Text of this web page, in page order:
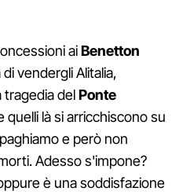
aiBenetton
vendergli Alitalia,
delPonte
quelli là si arricchiscono su
e però non
Adesso s'impone?
è una soddisfazione